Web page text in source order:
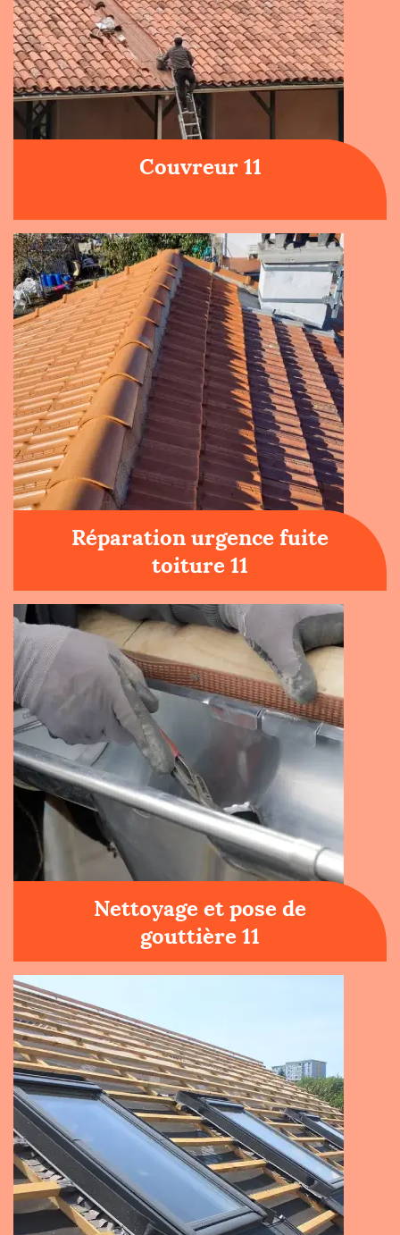
Couvreur 11
Réparation urgence fuite
toiture 11
Nettoyage et pose de
gouttière 11